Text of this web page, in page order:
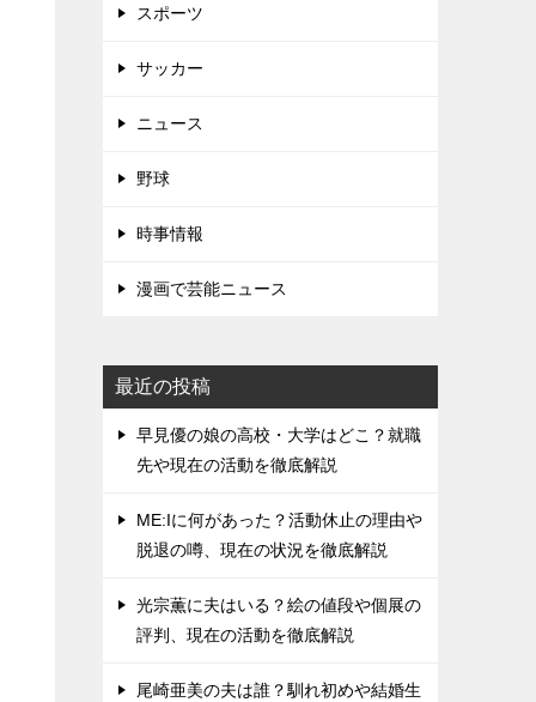
スポーツ
サッカー
ニュース
野球
時事情報
漫画で芸能ニュース
最近の投稿
早見優の娘の高校・大学はどこ？就職
先や現在の活動を徹底解説
ME:Iに何があった？活動休止の理由や
脱退の噂、現在の状況を徹底解説
光宗薫に夫はいる？絵の値段や個展の
評判、現在の活動を徹底解説
尾崎亜美の夫は誰？馴れ初めや結婚生